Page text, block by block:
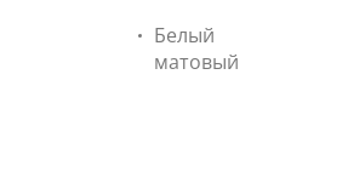
Белый
матовый